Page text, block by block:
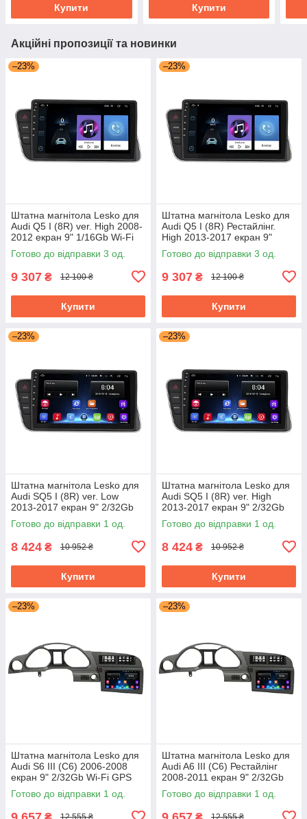
Купити Купити
Акційні пропозиції та новинки
–23%
Штатна магнітола Lesko для
Audi Q5 I (8R) ver. High 2008-
2012 екран 9" 1/16Gb Wi-Fi
GPS Base
Готово до відправки 3 од.
9 307 ₴ 12 100 ₴
Купити
–23%
Штатна магнітола Lesko для
Audi Q5 I (8R) Рестайлінг.
High 2013-2017 екран 9"
1/16Gb Wi-Fi GPS Base
Готово до відправки 3 од.
9 307 ₴ 12 100 ₴
Купити
–23%
Штатна магнітола Lesko для
Audi SQ5 I (8R) ver. Low
2013-2017 екран 9" 2/32Gb
Wi-Fi GPS Base
Готово до відправки 1 од.
8 424 ₴ 10 952 ₴
Купити
–23%
Штатна магнітола Lesko для
Audi SQ5 I (8R) ver. High
2013-2017 екран 9" 2/32Gb
Wi-Fi GPS Base
Готово до відправки 1 од.
8 424 ₴ 10 952 ₴
Купити
–23%
Штатна магнітола Lesko для
Audi S6 III (C6) 2006-2008
екран 9" 2/32Gb Wi-Fi GPS
Base
Готово до відправки 1 од.
–23%
Штатна магнітола Lesko для
Audi A6 III (C6) Рестайлінг
2008-2011 екран 9" 2/32Gb
Wi-Fi GPS Base Аудіо
Готово до відправки 1 од.